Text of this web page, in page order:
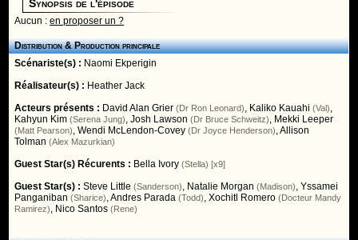
Synopsis de l'épisode
Aucun :en proposer un ?
Distribution & Production principale
Scénariste(s) : Naomi Ekperigin
Réalisateur(s) : Heather Jack
Acteurs présents : David Alan Grier (Dr Ron Leonard), Kaliko Kauahi (Val),
Kahyun Kim (Serena Jung),Josh Lawson (Dr Bruce Schweitz), Mekki Leeper
(Matt Pearson),Wendi McLendon-Covey (Dr Joyce Henderson),Allison
Tolman (Alex Mazurkian)
Guest Star(s) Récurents : Bella Ivory (Stella) [x9]
Guest Star(s) :Steve Little (Sanderson), Natalie Morgan (Madison),Yssamei
Panganiban (Sharice),Andres Parada (Todd),Xochitl Romero (Docteur Mandy
Ramirez), Nico Santos (Rene)